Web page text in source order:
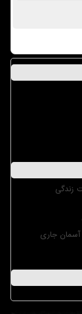
زندگی
آسمان جاری